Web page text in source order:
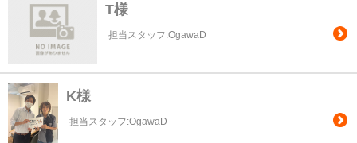
T様
担当スタッフ:OgawaD
K様
担当スタッフ:OgawaD